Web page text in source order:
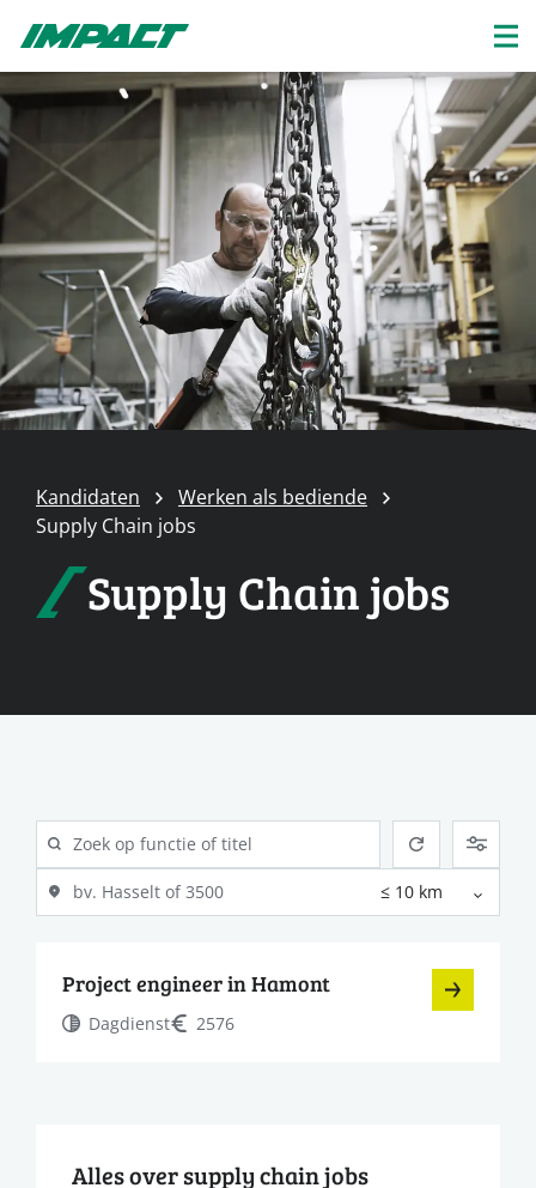
Kandidaten
Werken als bediende
Supply Chain jobs
Supply Chain jobs
Project engineer in Hamont
Dagdienst 2576
Alles over supply chain jobs